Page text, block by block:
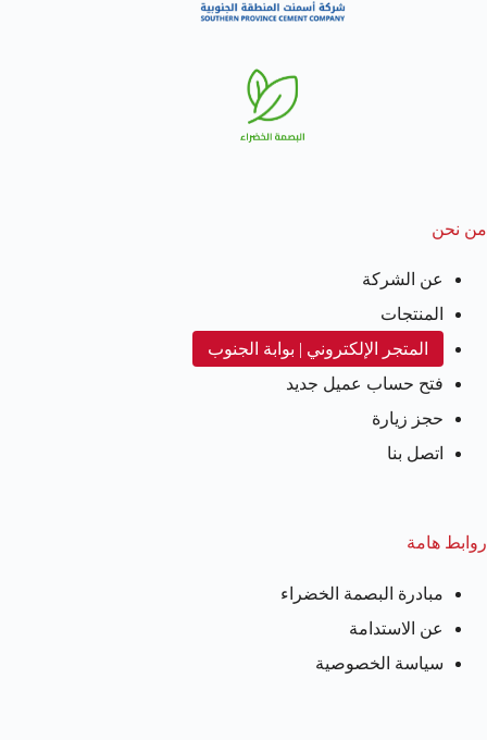
من نحن
عن الشركة
المنتجات
المتجر الإلكتروني | بوابة الجنوب
فتح حساب عميل جديد
حجز زيارة
اتصل بنا
روابط هامة
مبادرة البصمة الخضراء
عن الاستدامة
سياسة الخصوصية